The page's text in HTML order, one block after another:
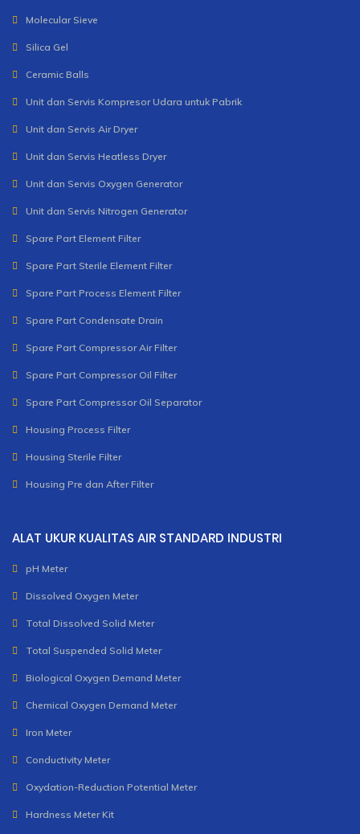
Molecular Sieve
Silica Gel
Ceramic Balls
Unit dan Servis Kompresor Udara untuk Pabrik
Unit dan Servis Air Dryer
Unit dan Servis Heatless Dryer
Unit dan Servis Oxygen Generator
Unit dan Servis Nitrogen Generator
Spare Part Element Filter
Spare Part Sterile Element Filter
Spare Part Process Element Filter
Spare Part Condensate Drain
Spare Part Compressor Air Filter
Spare Part Compressor Oil Filter
Spare Part Compressor Oil Separator
Housing Process Filter
Housing Sterile Filter
Housing Pre dan After Filter
ALAT UKUR KUALITAS AIR STANDARD INDUSTRI
pH Meter
Dissolved Oxygen Meter
Total Dissolved Solid Meter
Total Suspended Solid Meter
Biological Oxygen Demand Meter
Chemical Oxygen Demand Meter
Iron Meter
Conductivity Meter
Oxydation-Reduction Potential Meter
Hardness Meter Kit